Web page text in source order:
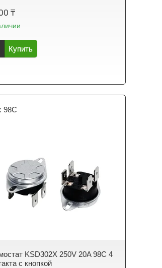
₸
Купить
98C
KSD302X 250V 20A 98C 4
с кнопкой